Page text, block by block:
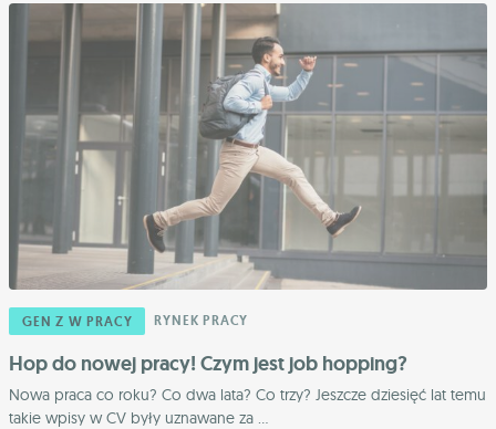
GEN Z W PRACY RYNEK PRACY
Hop do nowej pracy! Czym jest job hopping?
Nowa praca co roku? Co dwa lata? Co trzy? Jeszcze dziesięć lat temu
takie wpisy w CV były uznawane za ...